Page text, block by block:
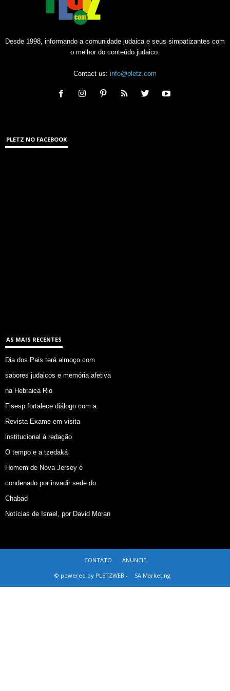
Desde 1998, informando a comunidade judaica e seus simpatizantes com
o melhor do conteúdo judaico.
Contact us: info@pletz.com
PLETZ NO FACEBOOK
AS MAIS RECENTES
Dia dos Pais terá almoço com
sabores judaicos e memória afetiva
na Hebraica Rio
Fisesp fortalece diálogo com a
Revista Exame em visita
institucional à redação
O tempo e a tzedaká
Homem de Nova Jersey é
condenado por invadir sede do
Chabad
Notícias de Israel, por David Moran
CONTATO
ANUNCIE
© powered by PLETZWEB -
SA Marketing